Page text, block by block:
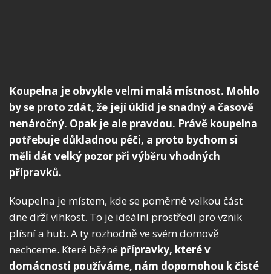
Koupelna je obvykle velmi malá místnost. Mohlo
by se proto zdát, že její úklid je snadný a časově
nenáročný. Opak je ale pravdou. Právě koupelna
potřebuje důkladnou péči, a proto bychom si
měli dát velký pozor při výběru vhodných
přípravků.
Koupelna je místem, kde se poměrně velkou část
dne drží vlhkost. To je ideální prostředí pro vznik
plísní a hub. A ty rozhodně ve svém domově
nechceme. Které běžné přípravky, které v
domácnosti používáme, nám dopomohou k čisté